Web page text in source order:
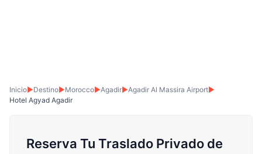
Inicio▶Destino▶Morocco▶Agadir▶Agadir Al Massira Airport▶
Hotel Agyad Agadir
Reserva Tu Traslado Privado de